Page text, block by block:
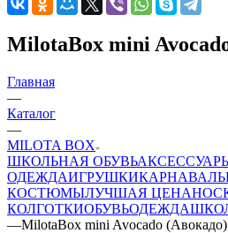
MilotaBox mini
Главная
—
Каталог
—
MILOTA BOX
ШКОЛЬНАЯ ОБУВЬ
ОДЕЖДАИГРУШКИ
КОСТЮМЫЛУЧШАЯ ЦЕНА
КОЛГОТКИОБУВЬОДЕЖДА
—MilotaBox mini Avocado (Авокадо)